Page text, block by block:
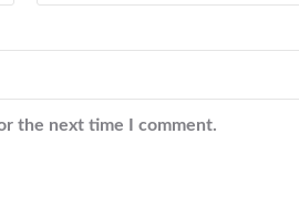
the next time I comment.